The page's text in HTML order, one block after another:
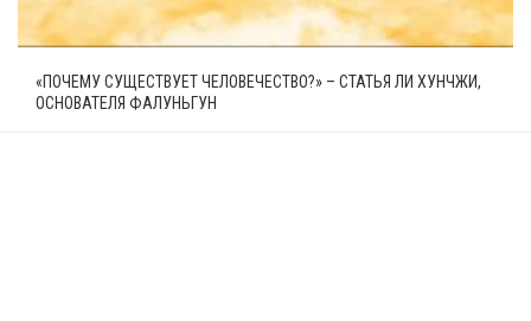
«ПОЧЕМУ СУЩЕСТВУЕТ ЧЕЛОВЕЧЕСТВО?» – СТАТЬЯ ЛИ ХУНЧЖИ,
ОСНОВАТЕЛЯ ФАЛУНЬГУН